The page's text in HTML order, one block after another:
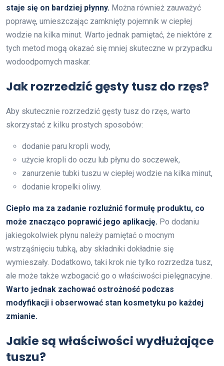
staje się on bardziej płynny. Można również zauważyć
poprawę, umieszczając zamknięty pojemnik w ciepłej
wodzie na kilka minut. Warto jednak pamiętać, że niektóre z
tych metod mogą okazać się mniej skuteczne w przypadku
wodoodpornych maskar.
Jak rozrzedzić gęsty tusz do rzęs?
Aby skutecznie rozrzedzić gęsty tusz do rzęs, warto
skorzystać z kilku prostych sposobów:
dodanie paru kropli wody,
użycie kropli do oczu lub płynu do soczewek,
zanurzenie tubki tuszu w ciepłej wodzie na kilka minut,
dodanie kropelki oliwy.
Ciepło ma za zadanie rozluźnić formułę produktu, co
może znacząco poprawić jego aplikację. Po dodaniu
jakiegokolwiek płynu należy pamiętać o mocnym
wstrząśnięciu tubką, aby składniki dokładnie się
wymieszały. Dodatkowo, taki krok nie tylko rozrzedza tusz,
ale może także wzbogacić go o właściwości pielęgnacyjne.
Warto jednak zachować ostrożność podczas
modyfikacji i obserwować stan kosmetyku po każdej
zmianie.
Jakie są właściwości wydłużające
tuszu?